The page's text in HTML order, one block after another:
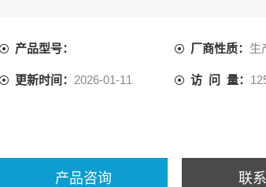
产品型号： 厂商性质： 生
更新时间： 2026-01-11 访 问 量：
产品咨询 联